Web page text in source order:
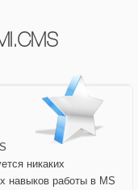
никаких
навыков работы в MS